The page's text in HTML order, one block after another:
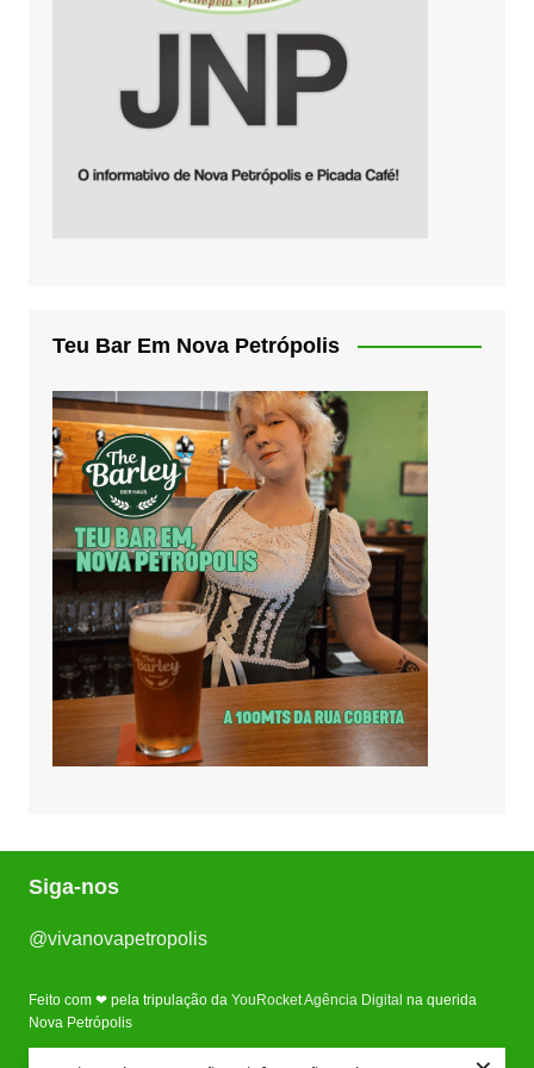
Teu Bar Em Nova Petrópolis
Siga-nos
@vivanovapetropolis
Feito com ❤ pela tripulação da YouRocket Agência Digital na querida
Nova Petrópolis